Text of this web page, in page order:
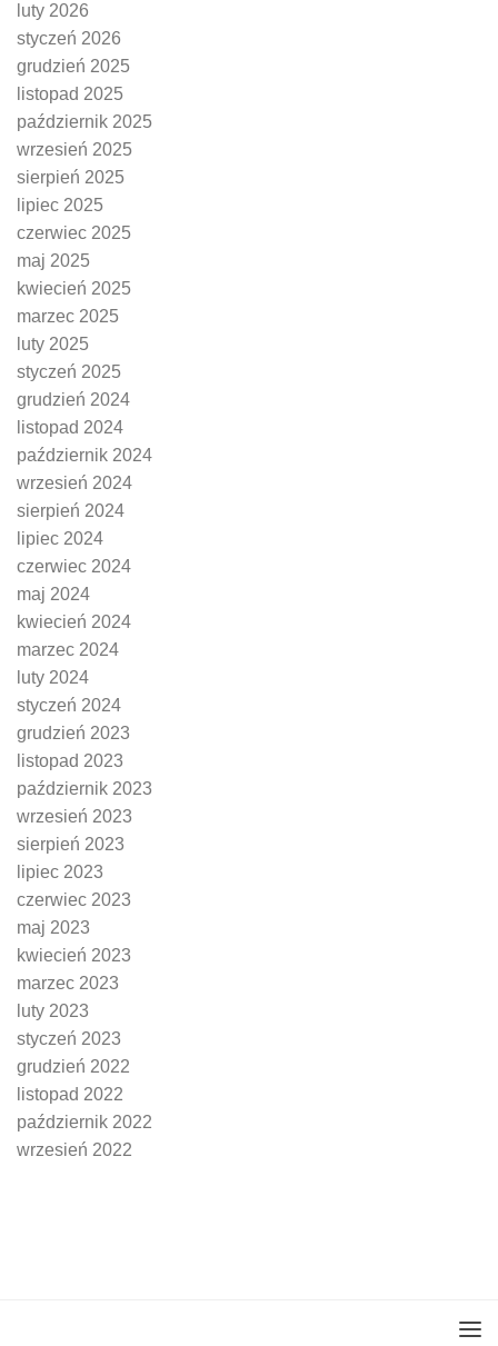
luty 2026
styczeń 2026
grudzień 2025
listopad 2025
październik 2025
wrzesień 2025
sierpień 2025
lipiec 2025
czerwiec 2025
maj 2025
kwiecień 2025
marzec 2025
luty 2025
styczeń 2025
grudzień 2024
listopad 2024
październik 2024
wrzesień 2024
sierpień 2024
lipiec 2024
czerwiec 2024
maj 2024
kwiecień 2024
marzec 2024
luty 2024
styczeń 2024
grudzień 2023
listopad 2023
październik 2023
wrzesień 2023
sierpień 2023
lipiec 2023
czerwiec 2023
maj 2023
kwiecień 2023
marzec 2023
luty 2023
styczeń 2023
grudzień 2022
listopad 2022
październik 2022
wrzesień 2022